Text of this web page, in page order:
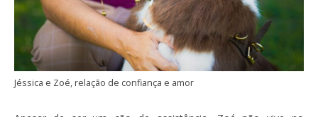
Jéssica e Zoé, relação de confiança e amor